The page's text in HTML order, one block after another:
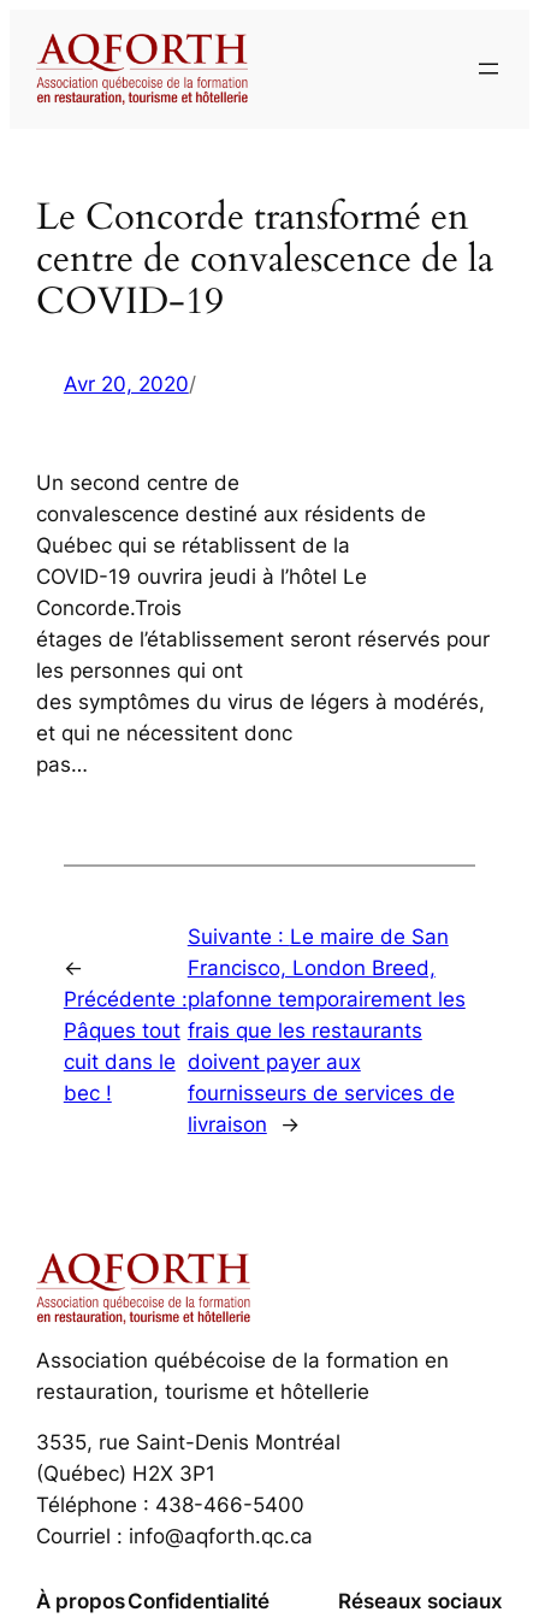
contenu
Le Concorde transformé en
centre de convalescence de la
COVID-19
Avr 20, 2020/
Un second centre de
convalescence destiné aux résidents de
Québec qui se rétablissent de la
COVID-19 ouvrira jeudi à l’hôtel Le
Concorde.Trois
étages de l’établissement seront réservés pour
les personnes qui ont
des symptômes du virus de légers à modérés,
et qui ne nécessitent donc
pas…
←
Précédente :
Pâques tout
cuit dans le
bec !
Suivante : Le maire de San
Francisco, London Breed,
plafonne temporairement les
frais que les restaurants
doivent payer aux
fournisseurs de services de
livraison
→
Association québécoise de la formation en
restauration, tourisme et hôtellerie
3535, rue Saint-Denis Montréal
(Québec) H2X 3P1
Téléphone : 438-466-5400
Courriel : info@aqforth.qc.ca
À proposConfidentialité Réseaux sociaux